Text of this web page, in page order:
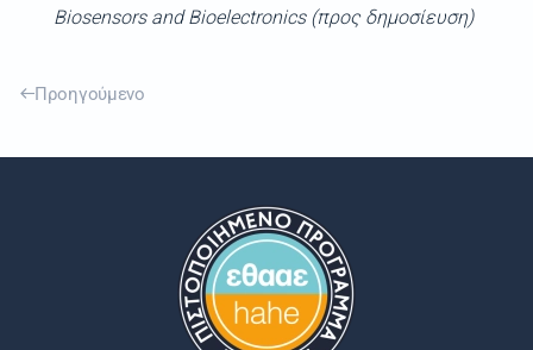
Biosensors and Bioelectronics (προς δημοσίευση)
Προηγούμενο